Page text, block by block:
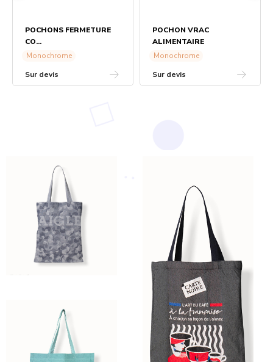
POCHONS FERMETURE
CO...
Monochrome
Sur devis
POCHON VRAC
ALIMENTAIRE
Monochrome
Sur devis